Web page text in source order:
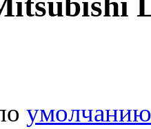
умолчанию